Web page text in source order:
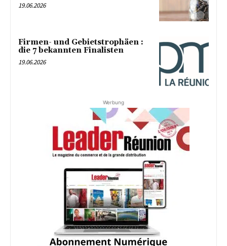
19.06.2026
Firmen- und Gebietstrophäen :
die 7 bekannten Finalisten
19.06.2026
Werbung